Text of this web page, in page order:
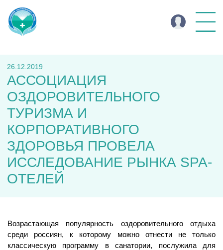
26.12.2019
АССОЦИАЦИЯ
ОЗДОРОВИТЕЛЬНОГО
ТУРИЗМА И
КОРПОРАТИВНОГО
ЗДОРОВЬЯ ПРОВЕЛА
ИССЛЕДОВАНИЕ РЫНКА SPA-
ОТЕЛЕЙ
Возрастающая популярность оздоровительного отдыха
среди россиян, к которому можно отнести не только
классическую программу в санатории, послужила для